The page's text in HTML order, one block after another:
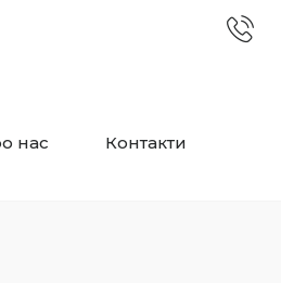
нас Контакти